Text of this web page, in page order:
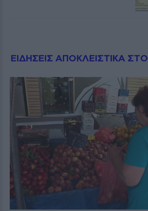
ΕΙΔΗΣΕΙΣ ΑΠΟΚΛΕΙΣΤΙΚΑ ΣΤΟ